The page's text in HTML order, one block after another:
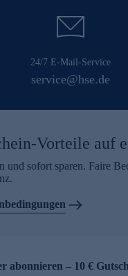
24/7 E-Mail-Service
service@hse.de
Vorteile auf
und sofort sparen. Faire
abonnieren – 10 €